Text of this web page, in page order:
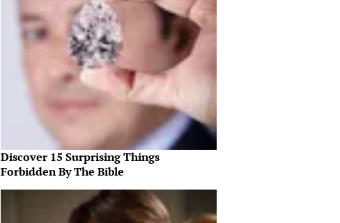
Discover 15 Surprising Things
Forbidden By The Bible